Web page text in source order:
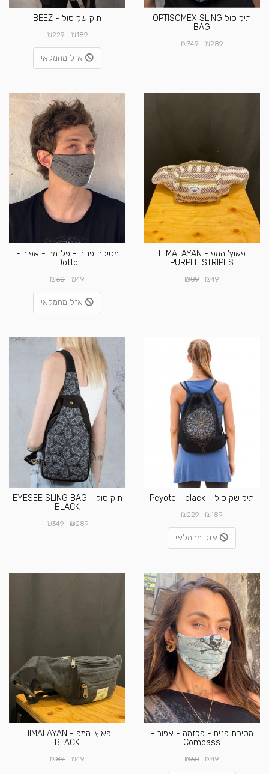
תיק סול OPTISOMEX SLING
BAG
₪289
₪349
תיק שק סול - BEEZ
₪189
₪229
אזל מהמלאי
פאוץ' המפ - HIMALAYAN
PURPLE STRIPES
₪49
₪89
מסיכת פנים - פלזמה - אפור -
Dotto
₪49
₪60
אזל מהמלאי
תיק שק סול - Peyote - black
₪189
₪229
אזל מהמלאי
תיק סול EYESEE SLING BAG -
BLACK
₪289
₪349
מסיכת פנים - פלזמה - אפור -
Compass
₪49
₪60
פאוץ' המפ - HIMALAYAN
BLACK
₪49
₪89